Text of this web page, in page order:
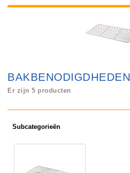
BAKBENODIGDHEDEN
Er zijn 5 producten
Subcategorieën